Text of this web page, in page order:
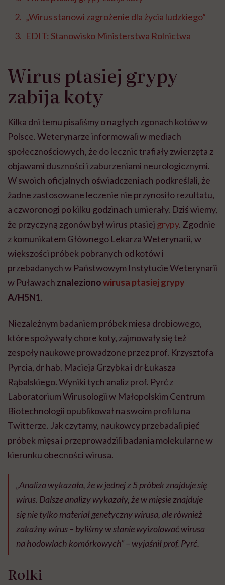
„Wirus stanowi zagrożenie dla życia ludzkiego”
EDIT: Stanowisko Ministerstwa Rolnictwa
Wirus ptasiej grypy
zabija koty
Kilka dni temu pisaliśmy o nagłych zgonach kotów w
Polsce. Weterynarze informowali w mediach
społecznościowych, że do lecznic trafiały zwierzęta z
objawami duszności i zaburzeniami neurologicznymi.
W swoich oficjalnych oświadczeniach podkreślali, że
żadne zastosowane leczenie nie przynosiło rezultatu,
a czworonogi po kilku godzinach umierały. Dziś wiemy,
że przyczyną zgonów był wirus ptasiej grypy. Zgodnie
z komunikatem Głównego Lekarza Weterynarii, w
większości próbek pobranych od kotów i
przebadanych w Państwowym Instytucie Weterynarii
w Puławach znalezionowirusa ptasiej grypy
A/H5N1.
Niezależnym badaniem próbek mięsa drobiowego,
które spożywały chore koty, zajmowały się też
zespoły naukowe prowadzone przez prof. Krzysztofa
Pyrcia, dr hab. Macieja Grzybka i dr Łukasza
Rąbalskiego. Wyniki tych analiz prof. Pyrć z
Laboratorium Wirusologii w Małopolskim Centrum
Biotechnologii opublikował na swoim profilu na
Twitterze. Jak czytamy, naukowcy przebadali pięć
próbek mięsa i przeprowadzili badania molekularne w
kierunku obecności wirusa.
„Analiza wykazała, że w jednej z 5 próbek znajduje się
wirus. Dalsze analizy wykazały, że w mięsie znajduje
się nie tylko materiał genetyczny wirusa, ale również
zakaźny wirus – byliśmy w stanie wyizolować wirusa
na hodowlach komórkowych” – wyjaśnił prof. Pyrć.
Rolki